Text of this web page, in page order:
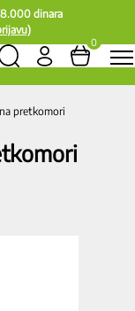
dinara
0
pretkomori